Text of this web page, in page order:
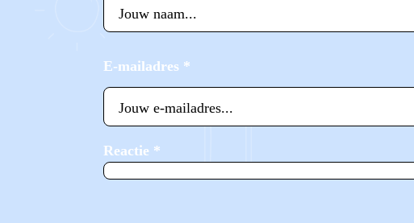
E-mailadres *
Reactie *